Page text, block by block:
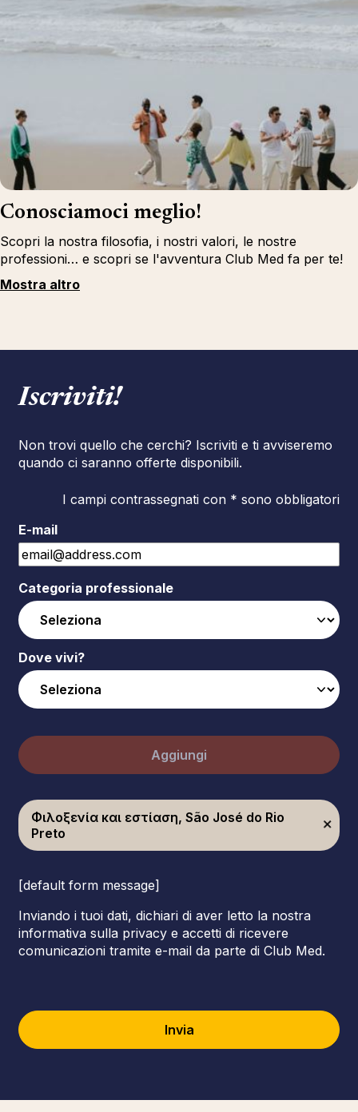
Conosciamoci meglio!
Scopri la nostra filosofia, i nostri valori, le nostre
professioni… e scopri se l'avventura Club Med fa per te!
Mostra altro
Iscriviti!
Non trovi quello che cerchi? Iscriviti e ti avviseremo
quando ci saranno offerte disponibili.
I campi contrassegnati con * sono obbligatori
E-mail
Categoria professionale
Dove vivi?
Aggiungi
Φιλοξενία και εστίαση, São José do Rio
Preto
[default form message]
Inviando i tuoi dati, dichiari di aver letto la nostra
informativa sulla privacy e accetti di ricevere
comunicazioni tramite e-mail da parte di Club Med.
Invia